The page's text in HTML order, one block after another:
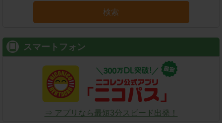
検索
スマートフォン
⇒ アプリなら最短3分スピード出発！